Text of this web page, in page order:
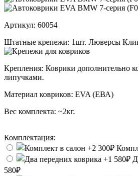
Артикул: 60054
Штатные крепежи: 1шт. Люверсы
Крепления: Коврики дополнительно
липучками.
Материал ковриков: EVA (ЕВА)
Вес комплекта: ~2кг.
Комплектация:
580₽